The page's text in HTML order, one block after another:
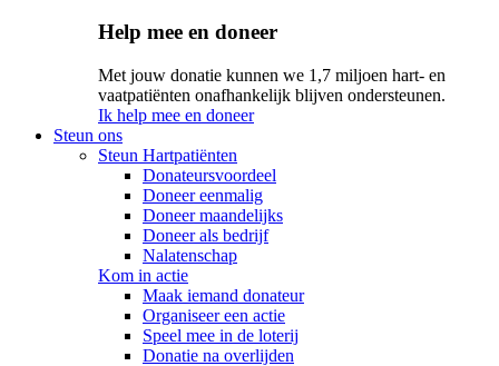
Help mee en doneer
Met jouw donatie kunnen we 1,7 miljoen hart- en
vaatpatiënten onafhankelijk blijven ondersteunen.
Ik help mee en doneer
Steun ons
Steun Hartpatiënten
Donateursvoordeel
Doneer eenmalig
Doneer maandelijks
Doneer als bedrijf
Nalatenschap
Kom in actie
Maak iemand donateur
Organiseer een actie
Speel mee in de loterij
Donatie na overlijden